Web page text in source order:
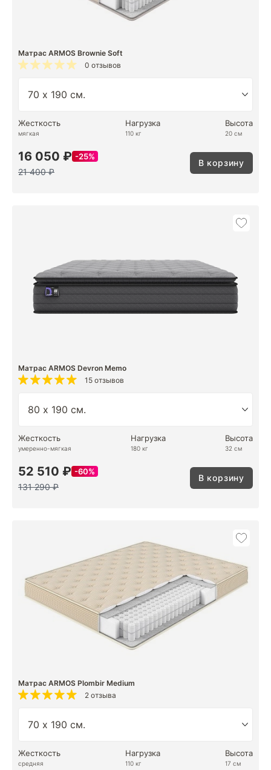
Матрас ARMOS Brownie Soft
0 отзывов
Жесткость
мягкая
Нагрузка
110 кг
Высота
20 см
16 050 ₽ 25%
21 400 ₽
В корзину
Матрас ARMOS Devron Memo
15 отзывов
Жесткость
умеренно-мягкая
Нагрузка
180 кг
Высота
32 см
52 510 ₽ 60%
131 290 ₽
В корзину
Матрас ARMOS Plombir Medium
2 отзыва
Жесткость
средняя
Нагрузка
110 кг
Высота
17 см